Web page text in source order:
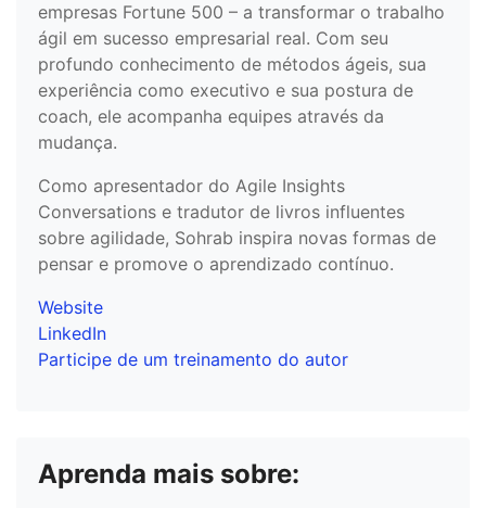
empresas Fortune 500 – a transformar o trabalho
ágil em sucesso empresarial real. Com seu
profundo conhecimento de métodos ágeis, sua
experiência como executivo e sua postura de
coach, ele acompanha equipes através da
mudança.
Como apresentador do Agile Insights
Conversations e tradutor de livros influentes
sobre agilidade, Sohrab inspira novas formas de
pensar e promove o aprendizado contínuo.
Website
LinkedIn
Participe de um treinamento do autor
Aprenda mais sobre: